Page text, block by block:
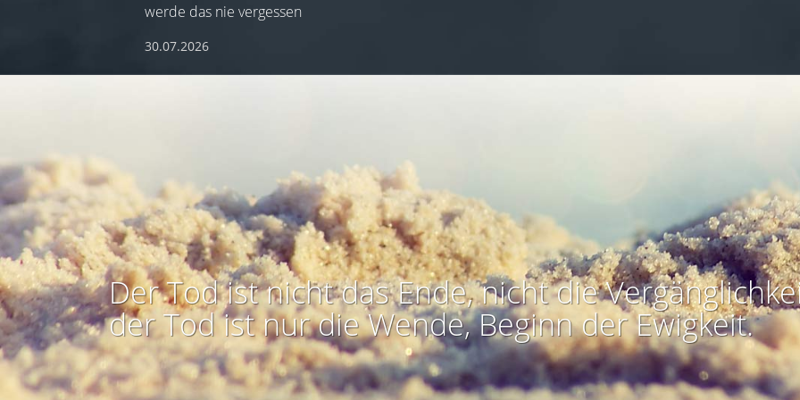
werde das nie vergessen
30.07.2026
Der Tod ist nicht das Ende, nicht die
der Tod ist nur die Wende, Beginn der Ewigkeit.